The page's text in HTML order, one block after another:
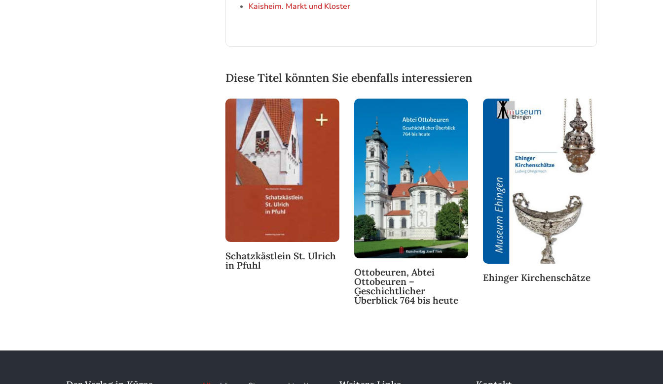
Kaisheim. Markt und Kloster
Diese Titel könnten Sie ebenfalls interessieren
Schatzkästlein St. Ulrich
in Pfuhl
Ottobeuren, Abtei
Ottobeuren –
Geschichtlicher
Überblick 764 bis heute
Ehinger Kirchenschätze